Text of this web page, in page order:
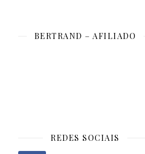
BERTRAND – AFILIADO
REDES SOCIAIS